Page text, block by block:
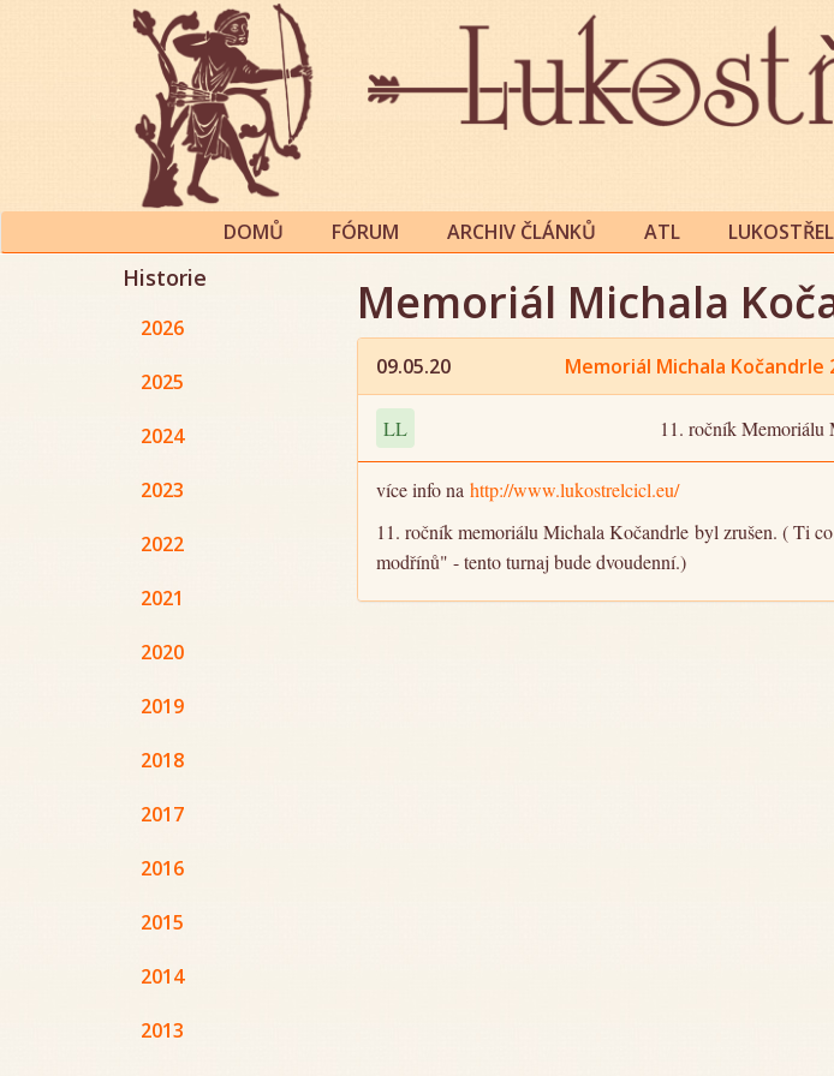
DOMŮ FÓRUM ARCHIV ČLÁNKŮ ATL
Historie
2026
2025
2024
2023
2022
2021
2020
2019
2018
2017
2016
2015
2014
2013
Memoriál Michala
09.05.20 Memoriál Michala Kočandrle
LL 11. ročník Memoriálu
více info na http://www.lukostrelcicl.eu/
11. ročník memoriálu Michala Kočandrle byl zrušen. ( Ti
modřínů" - tento turnaj bude dvoudenní.)